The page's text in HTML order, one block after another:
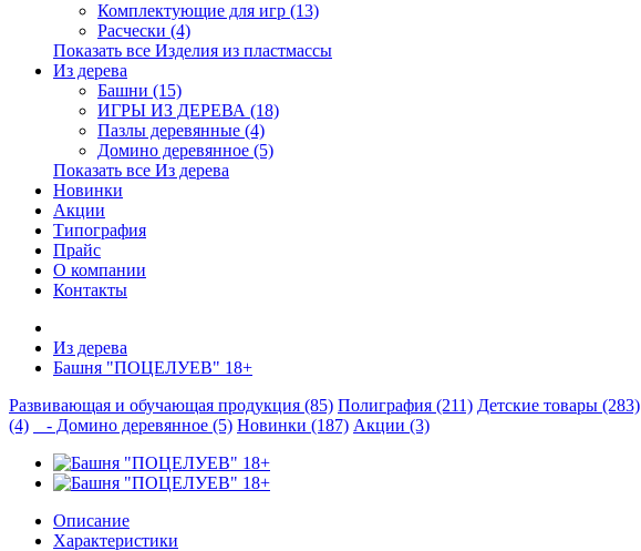
Комплектующие для игр (13)
Расчески (4)
Показать все Изделия из пластмассы
Из дерева
Башни (15)
ИГРЫ ИЗ ДЕРЕВА (18)
Пазлы деревянные (4)
Домино деревянное (5)
Показать все Из дерева
Новинки
Акции
Типография
Прайс
О компании
Контакты
Из дерева
Башня "ПОЦЕЛУЕВ" 18+
Развивающая и обучающая продукция (85) Полиграфия (211) Детские товары (283)
(4)
- Домино деревянное (5) Новинки (187) Акции (3)
Описание
Характеристики